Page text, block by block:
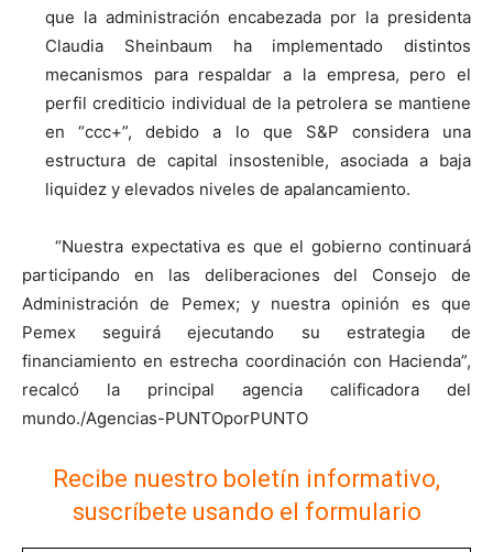
que la administración encabezada por la presidenta
Claudia Sheinbaum ha implementado distintos
mecanismos para respaldar a la empresa, pero el
perfil crediticio individual de la petrolera se mantiene
en “ccc+”, debido a lo que S&P considera una
estructura de capital insostenible, asociada a baja
liquidez y elevados niveles de apalancamiento.
“Nuestra expectativa es que el gobierno continuará
participando en las deliberaciones del Consejo de
Administración de Pemex; y nuestra opinión es que
Pemex seguirá ejecutando su estrategia de
financiamiento en estrecha coordinación con Hacienda”,
recalcó la principal agencia calificadora del
mundo./Agencias-PUNTOporPUNTO
Recibe nuestro boletín informativo,
suscríbete usando el formulario